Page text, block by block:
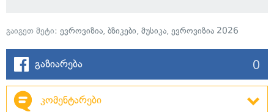
გაიგეთ მეტი: ევროვიზია, ბზიკები, მუსიკა, ევროვიზია 2026
გაზიარება 0
კომენტარები